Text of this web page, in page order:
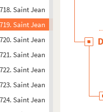
Saint Jean
Saint Jean
Saint Jean
Saint Jean
Saint Jean
Saint Jean
Saint Jean